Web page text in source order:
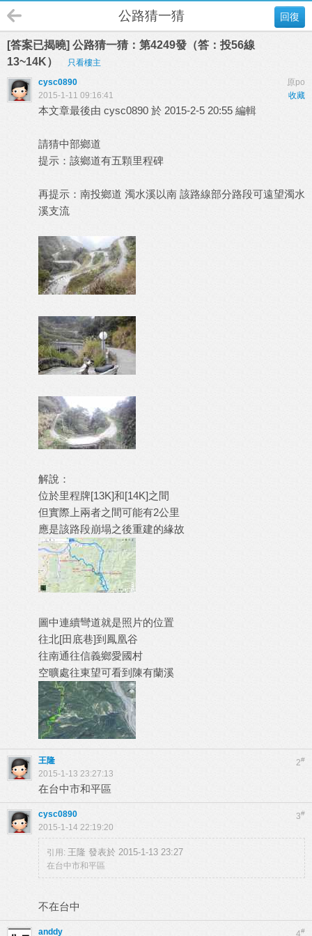
回復
公路猜一猜
[答案已揭曉] 公路猜一猜：第4249發（答：投56線
13~14K）
只看樓主
原po
cysc0890
收藏
2015-1-11 09:16:41
本文章最後由 cysc0890 於 2015-2-5 20:55 編輯
請猜中部鄉道
提示：該鄉道有五顆里程碑
再提示：南投鄉道 濁水溪以南 該路線部分路段可遠望濁水
溪支流
解說：
位於里程牌[13K]和[14K]之間
但實際上兩者之間可能有2公里
應是該路段崩塌之後重建的緣故
圖中連續彎道就是照片的位置
往北[田底巷]到鳳凰谷
往南通往信義鄉愛國村
空曠處往東望可看到陳有蘭溪
2#
王隆
2015-1-13 23:27:13
在台中市和平區
3#
cysc0890
2015-1-14 22:19:20
引用: 王隆 發表於 2015-1-13 23:27
在台中市和平區
不在台中
4#
anddy